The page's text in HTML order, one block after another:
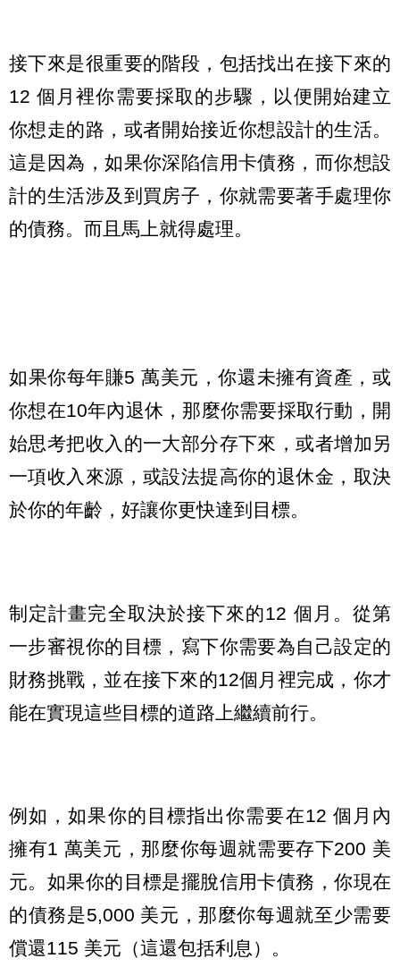
接下來是很重要的階段，包括找出在接下來的
12 個月裡你需要採取的步驟，以便開始建立
你想走的路，或者開始接近你想設計的生活。
這是因為，如果你深陷信用卡債務，而你想設
計的生活涉及到買房子，你就需要著手處理你
的債務。而且馬上就得處理。
如果你每年賺5 萬美元，你還未擁有資產，或
你想在10年內退休，那麼你需要採取行動，開
始思考把收入的一大部分存下來，或者增加另
一項收入來源，或設法提高你的退休金，取決
於你的年齡，好讓你更快達到目標。
制定計畫完全取決於接下來的12 個月。從第
一步審視你的目標，寫下你需要為自己設定的
財務挑戰，並在接下來的12個月裡完成，你才
能在實現這些目標的道路上繼續前行。
例如，如果你的目標指出你需要在12 個月內
擁有1 萬美元，那麼你每週就需要存下200 美
元。如果你的目標是擺脫信用卡債務，你現在
的債務是5,000 美元，那麼你每週就至少需要
償還115 美元（這還包括利息）。